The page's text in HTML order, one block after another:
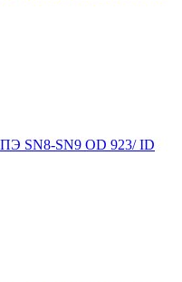
ПЭ SN8-SN9 OD 923/ ID